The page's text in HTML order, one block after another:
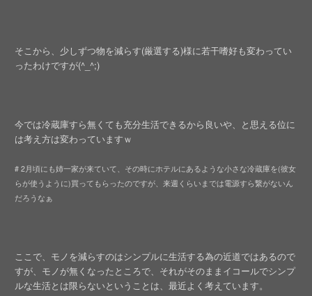
そこから、少しずつ物を減らす(厳選する)様に若干嗜好も変わってい
ったわけですが(^_^;)
今では冷蔵庫すら無くても充分生活できるから良いや、と思える位に
は考え方は変わっていますｗ
# 2月頃にも姉一家が来ていて、その時にホテルにあるような小さな冷蔵庫を(彼女
らが使うように)買ってもらったのですが、来週くらいまでは電源すら繋がないん
だろうなぁ
ここで、モノを減らすのはシンプルに生活する為の近道ではあるので
すが、モノが無くなったところで、それがそのままイコールでシンプ
ルな生活とは限らないということは、最近よく考えています。